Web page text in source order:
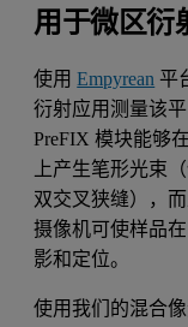
用于微区衍
使用Empyrean 平
衍射应用测量该
PreFIX 模块能够
上产生笔形光束
双交叉狭缝），
摄像机可使样品
影和定位。
使用我们的混合